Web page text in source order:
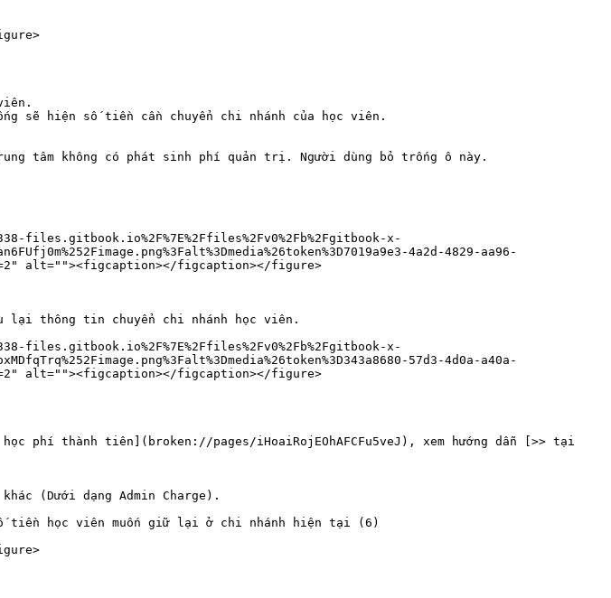
sẽ hiện số tiền cần chuyển chi nhánh của học viên.
tâm không có phát sinh phí quản trị. Người dùng bỏ trống ô này.
files.gitbook.io%2F%7E%2Ffiles%2Fv0%2Fb%2Fgitbook-x-
4a2d-4829-aa96-
alt=""><figcaption></figcaption></figure>
lại thông tin chuyển chi nhánh học viên.
files.gitbook.io%2F%7E%2Ffiles%2Fv0%2Fb%2Fgitbook-x-
57d3-4d0a-a40a-
alt=""><figcaption></figcaption></figure>
thành tiên](broken://pages/iHoaiRojEOhAFCFu5veJ), xem hướng dẫn [>> tại
(Dưới dạng Admin Charge).
tiền học viên muốn giữ lại ở chi nhánh hiện tại (6)